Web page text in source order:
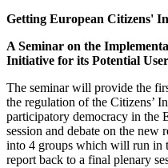
Getting European Citizens'
A Seminar on the
Initiative for its Potential
The seminar will provide the
the regulation of the Citizens’
participatory democracy in the
session and debate on the
into 4 groups which will run in
report back to a final plenary